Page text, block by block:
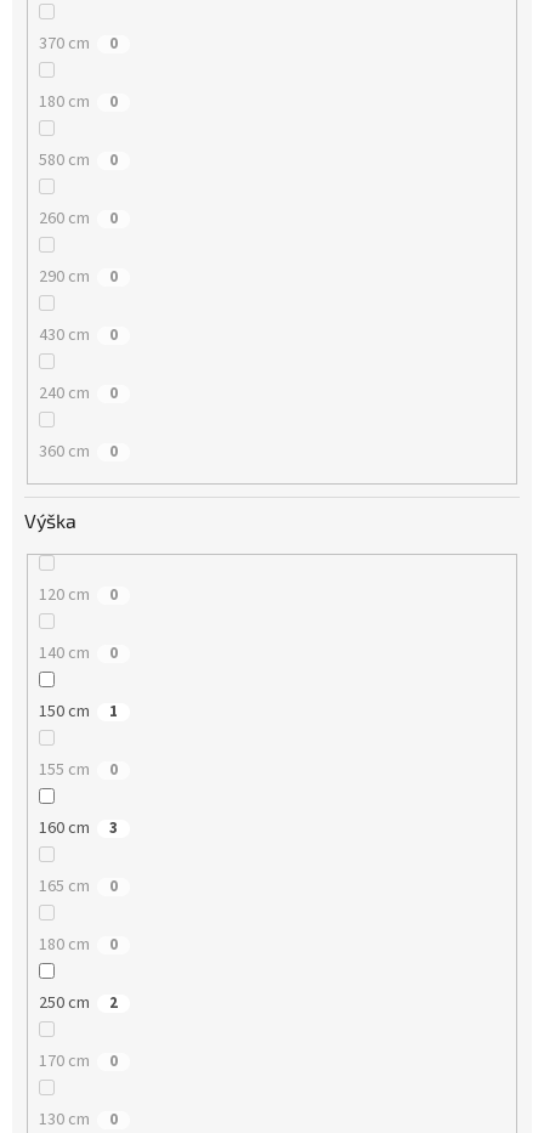
370 cm 0
180 cm 0
580 cm 0
260 cm 0
290 cm 0
430 cm 0
240 cm 0
360 cm 0
Výška
120 cm 0
140 cm 0
150 cm 1
155 cm 0
160 cm 3
165 cm 0
180 cm 0
250 cm 2
170 cm 0
130 cm 0